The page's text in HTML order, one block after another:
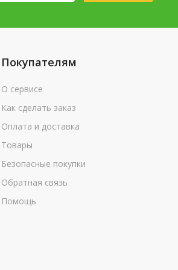
Покупателям
О сервисе
Как сделать заказ
Оплата и доставка
Товары
Безопасные покупки
Обратная связь
Помощь